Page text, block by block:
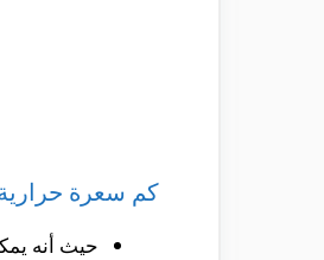
كم سعرة
حيث أنه يمكنك